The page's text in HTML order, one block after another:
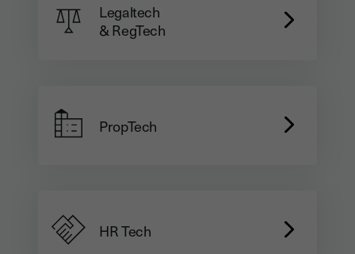
Legaltech
& RegTech
PropTech
HR Tech